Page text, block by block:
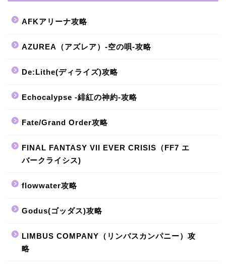
AFKアリーナ攻略
AZUREA（アズレア）-空の唄-攻略
De:Lithe(ディライズ)攻略
Echocalypse -緋紅の神約-攻略
Fate/Grand Order攻略
FINAL FANTASY VII EVER CRISIS（FF7 エ
バークライシス)
flowwater攻略
Godus(ゴッダス)攻略
LIMBUS COMPANY（リンバスカンパニー）攻
略